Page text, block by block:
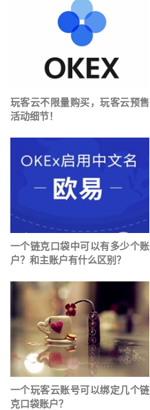
玩客云不限量购买，玩客云预售
活动细节！
一个链克口袋中可以有多少个账
户？和主账户有什么区别？
一个玩客云账号可以绑定几个链
克口袋账户？